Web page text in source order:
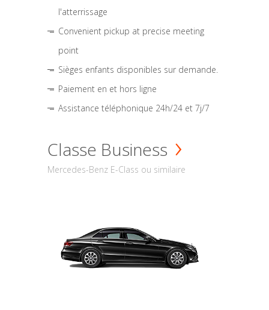
l'atterrissage
Convenient pickup at precise meeting
point
Sièges enfants disponibles sur demande.
Paiement en et hors ligne
Assistance téléphonique 24h/24 et 7j/7
Classe Business
Mercedes-Benz E-Class ou similaire